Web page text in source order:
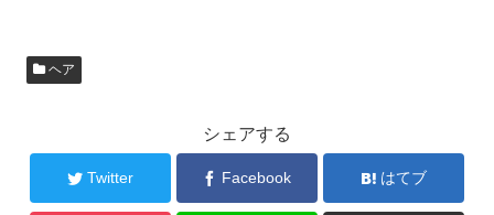
ヘア
シェアする
Twitter Facebook はてブ